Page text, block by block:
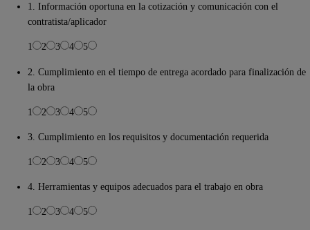
1. Información oportuna en la cotización y comunicación con el
contratista/aplicador
1 2 3 4 5
2. Cumplimiento en el tiempo de entrega acordado para finalización de
la obra
1 2 3 4 5
3. Cumplimiento en los requisitos y documentación requerida
1 2 3 4 5
4. Herramientas y equipos adecuados para el trabajo en obra
1 2 3 4 5